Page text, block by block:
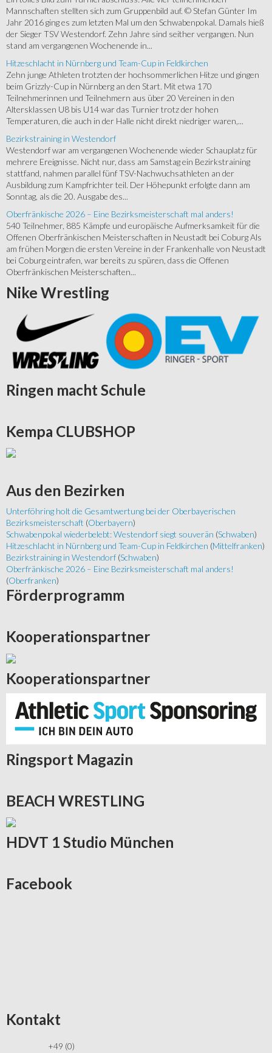
Mannschaften stellten sich zum Gruppenbild auf. © Stefan Günter Im
Jahr 2016 ging es zum letzten Mal um den Schwabenpokal. Damals hieß
der Sieger TSV Westendorf. Zehn Jahre sind seither vergangen. Nun
stand am vergangenen Wochenende in...
Hitzeschlacht in Nürnberg und Team-Cup in Feldkirchen
Zehn junge Athleten trotzten der hochsommerlichen Hitze und gingen
beim Grizzly-Cup in Nürnberg an den Start. Mit etwa 170
Teilnehmerinnen und Teilnehmern aus über 20 Vereinen in den
Altersklassen U8 bis U14 war das Turnier trotz der hohen
Temperaturen, die auch in der Halle nicht direkt niedriger waren,...
Bezirkstraining in Westendorf
Westendorf war am vergangenen Wochenende wieder Schauplatz für
mehrere Ereignisse. Nicht nur, dass am Samstag ein Bezirkstraining
stattfand, nahmen parallel fünf TSV-Nachwuchsathleten an der
Ausbildung zum Kampfrichter teil. Der Höhepunkt erfolgte dann am
Sonntag, als die 20. Ausgabe des...
Oberfränkische 2026 – Eine Bezirksmeisterschaft mal anders!
540 Teilnehmer, 885 Kämpfe und europäische Aufmerksamkeit für die
Offenen Oberfränkischen Meisterschaften in Neustadt bei Coburg Als
am frühen Morgen die ersten Vereine in der Frankenhalle von Neustadt
bei Coburg eintrafen, war bereits zu spüren, dass die Offenen
Oberfränkischen Meisterschaften...
Nike Wrestling
Ringen macht Schule
Kempa CLUBSHOP
Aus den Bezirken
Unterföhring holt die Gesamtwertung bei der Oberbayerischen
Bezirksmeisterschaft (Oberbayern)
Schwabenpokal wiederbelebt: Westendorf siegt souverän (Schwaben)
Hitzeschlacht in Nürnberg und Team-Cup in Feldkirchen (Mittelfranken)
Bezirkstraining in Westendorf (Schwaben)
Oberfränkische 2026 – Eine Bezirksmeisterschaft mal anders!
(Oberfranken)
Förderprogramm
Kooperationspartner
Kooperationspartner
Ringsport Magazin
BEACH WRESTLING
HDVT 1 Studio München
Facebook
Kontakt
+49 (0)